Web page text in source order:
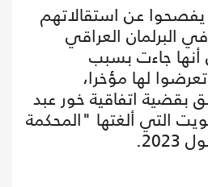
عن استقالاتهم
في البرلمان العراقي
أنها جاءت بسبب
لها مؤخرا،
بقضية اتفاقية خور عبد
التي ألغتها "المحكمة